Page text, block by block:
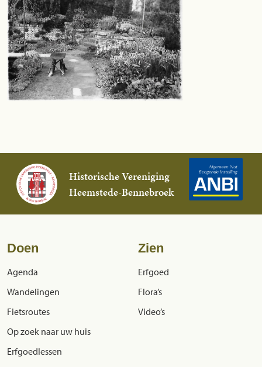
Historische Vereniging
Heemstede-Bennebroek
Doen
Agenda
Wandelingen
Fietsroutes
Op zoek naar uw huis
Erfgoedlessen
Zien
Erfgoed
Flora’s
Video’s